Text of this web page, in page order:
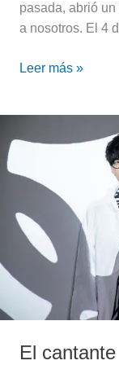
pasada, abrió
a nosotros. El 4
Leer más »
El
cantante
Ōishi
y
producirá
anime